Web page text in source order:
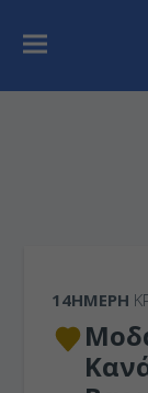
14ΉΜΕΡΗ